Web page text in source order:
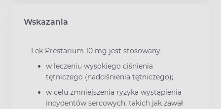
Wskazania
Lek Prestarium 10 mg jest stosowany:
w leczeniu wysokiego ciśnienia
tętniczego (nadciśnienia tętniczego);
w celu zmniejszenia ryzyka wystąpienia
incydentów sercowych, takich jak zawał